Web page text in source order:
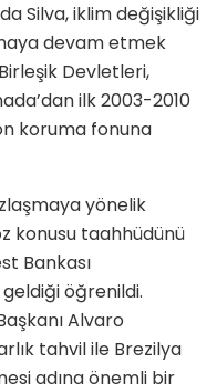
Silva, iklim değişikliği
devam etmek
Devletleri,
ilk 2003-2010
koruma fonuna
yönelik
konusu taahhüdünü
Bankası
öğrenildi.
Alvaro
tahvil ile Brezilya
adına önemli bir